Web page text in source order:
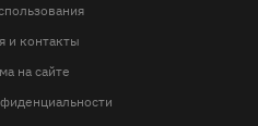
и контакты
на сайте